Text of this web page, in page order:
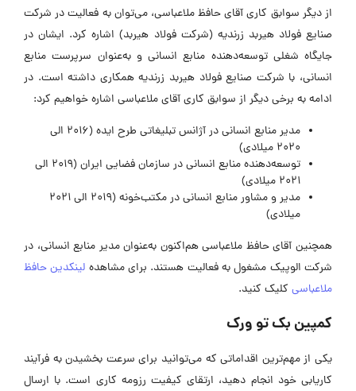
از دیگر سوابق کاری آقای حافظ ملاعباسی، می‌توان به فعالیت در شرکت
صنایع فولاد هیربد زرندیه (شرکت فولاد هیربد) اشاره کرد. ایشان در
جایگاه شغلی توسعه‌دهنده منابع انسانی و به‌عنوان سرپرست منابع
انسانی، با شرکت صنایع فولاد هیربد زرندیه همکاری داشته است. در
ادامه به برخی دیگر از سوابق کاری آقای ملاعباسی اشاره خواهیم کرد:
مدیر منابع انسانی در آژانس تبلیغاتی طرح ایده (2016 الی
2020 میلادی)
توسعه‌دهنده منابع انسانی در سازمان فضایی ایران (2019 الی
2021 میلادی)
مدیر و مشاور منابع انسانی در مکتب‌خونه (2019 الی 2021
میلادی)
همچنین آقای حافظ ملاعباسی هم‌اکنون به‌عنوان مدیر منابع انسانی، در
شرکت الوپیک مشغول به فعالیت هستند. برای مشاهده لینکدین حافظ
ملاعباسی کلیک کنید.
کمپین بک تو ورک
یکی از مهم‌ترین اقداماتی که می‌توانید برای سرعت بخشیدن به فرآیند
کاریابی خود انجام دهید، ارتقای کیفیت رزومه کاری است. با ارسال